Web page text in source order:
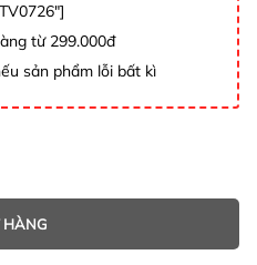
từ 299.000đ
sản phẩm lỗi bất kì
HÀNG